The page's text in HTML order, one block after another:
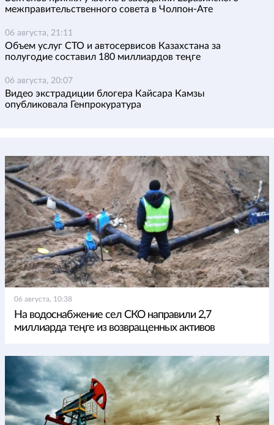
межправительственного совета в Чолпон-Ате
06 августа, 21:11
Объем услуг СТО и автосервисов Казахстана за
полугодие составил 180 миллиардов теңге
06 августа, 20:07
Видео экстрадиции блогера Кайсара Камзы
опубликовала Генпрокуратура
06 августа, 10:38
На водоснабжение сел СКО направили 2,7
миллиарда теңге из возвращенных активов